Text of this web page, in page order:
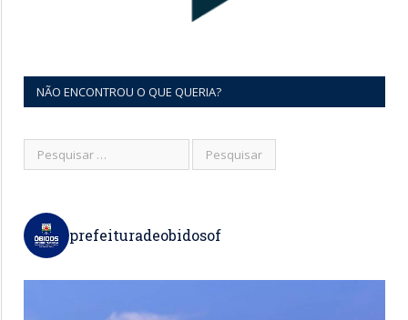
NÃO ENCONTROU O QUE QUERIA?
prefeituradeobidosof